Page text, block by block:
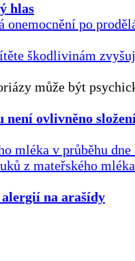
hlas
onemocnění po
škodlivinám
může být
ovlivněno
mléka v průběhu dne
z mateřského
na arašídy